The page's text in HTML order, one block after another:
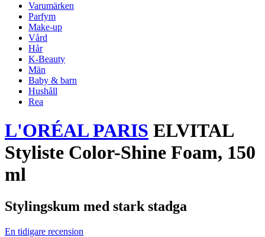
Varumärken
Parfym
Make-up
Vård
Hår
K-Beauty
Män
Baby & barn
Hushåll
Rea
L'ORÉAL PARIS ELVITAL
Styliste Color-Shine Foam, 150
ml
Stylingskum med stark stadga
En tidigare recension